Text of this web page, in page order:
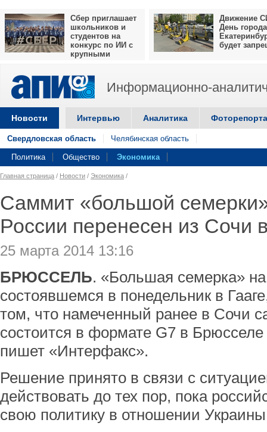
Сбер приглашает
школьников и
студентов на
конкурс по ИИ с
крупными
Движение
День города
будет
Информационно-
Новости Интервью Аналитика
Свердловская область Челябинская область
Политика Общество Экономика
Главная страница / Новости / Экономика /
Саммит «большой
России перенесен из Сочи
25 марта 2014 13:16
БРЮССЕЛЬ. «Большая семерка»
состоявшемся в понедельник в
том, что намеченный ранее в Сочи
состоится в формате G7 в
пишет «Интерфакс».
Решение принято в связи с
действовать до тех пор, пока
свою политику в отношении